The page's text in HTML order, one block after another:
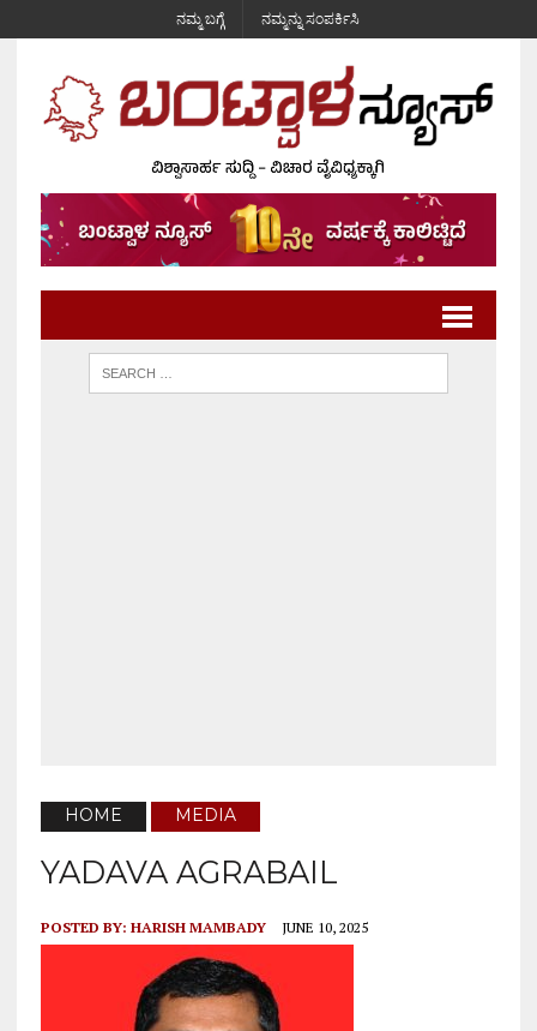
ನಮ್ಮ ಬಗ್ಗೆ ನಮ್ಮನ್ನು ಸಂಪರ್ಕಿಸಿ
HOME MEDIA
YADAVA AGRABAIL
POSTED BY: HARISH MAMBADY JUNE 10, 2025